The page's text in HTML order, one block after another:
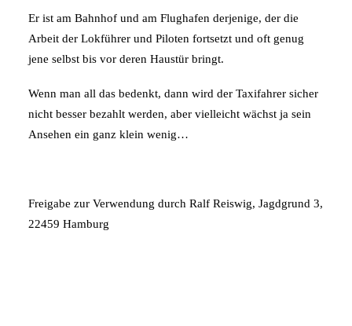
Er ist am Bahnhof und am Flughafen derjenige, der die
Arbeit der Lokführer und Piloten fortsetzt und oft genug
jene selbst bis vor deren Haustür bringt.
Wenn man all das bedenkt, dann wird der Taxifahrer sicher
nicht besser bezahlt werden, aber vielleicht wächst ja sein
Ansehen ein ganz klein wenig…
Freigabe zur Verwendung durch Ralf Reiswig, Jagdgrund 3,
22459 Hamburg